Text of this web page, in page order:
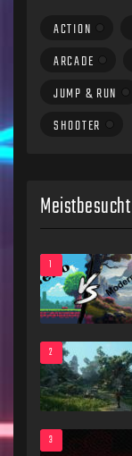
ACTION
ARCADE
JUMP & RUN
SHOOTER
Meistbesucht